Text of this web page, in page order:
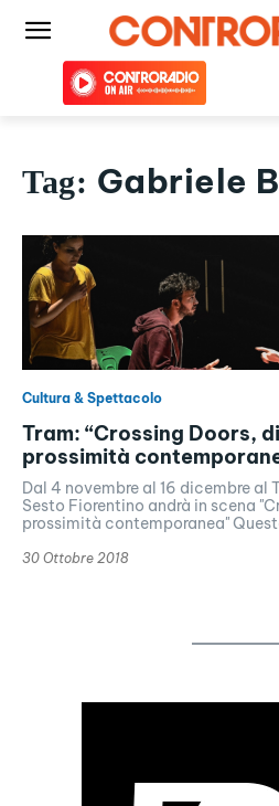
Tag: Gabriele
Cultura & Spettacolo
Tram: “Crossing Doors,
prossimità
Dal 4 novembre al 16 dicembre al
Sesto Fiorentino andrà in scena
prossimità contemporanea"
30 Ottobre 2018